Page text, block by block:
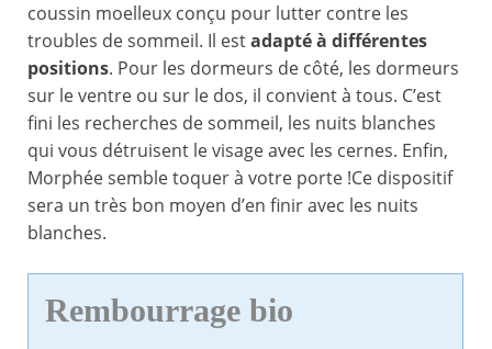
coussin moelleux conçu pour lutter contre les
troubles de sommeil. Il estadapté à différentes
positions. Pour les dormeurs de côté, les dormeurs
sur le ventre ou sur le dos, il convient à tous. C’est
fini les recherches de sommeil, les nuits blanches
qui vous détruisent le visage avec les cernes. Enfin,
Morphée semble toquer à votre porte !Ce dispositif
sera un très bon moyen d’en finir avec les nuits
blanches.
Rembourrage bio